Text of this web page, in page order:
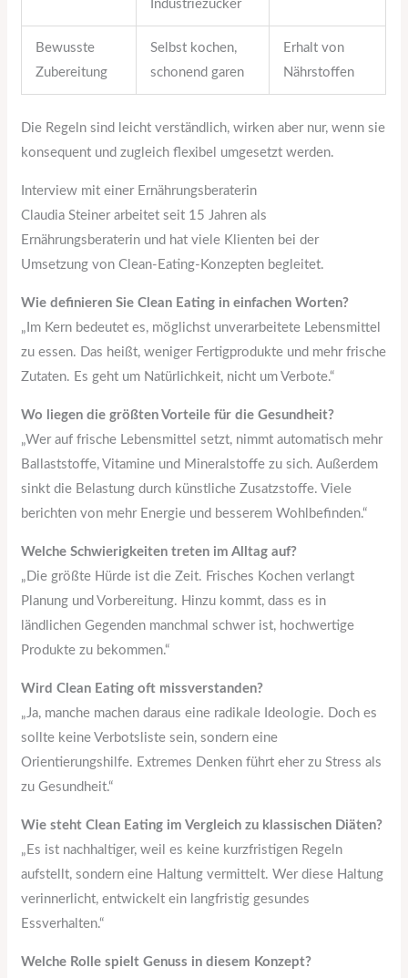
Industriezucker
Bewusste
Zubereitung
Selbst kochen,
schonend garen
Erhalt von
Nährstoffen
Die Regeln sind leicht verständlich, wirken aber nur, wenn sie
konsequent und zugleich flexibel umgesetzt werden.
Interview mit einer Ernährungsberaterin
Claudia Steiner arbeitet seit 15 Jahren als
Ernährungsberaterin und hat viele Klienten bei der
Umsetzung von Clean-Eating-Konzepten begleitet.
Wie definieren Sie Clean Eating in einfachen Worten?
„Im Kern bedeutet es, möglichst unverarbeitete Lebensmittel
zu essen. Das heißt, weniger Fertigprodukte und mehr frische
Zutaten. Es geht um Natürlichkeit, nicht um Verbote.“
Wo liegen die größten Vorteile für die Gesundheit?
„Wer auf frische Lebensmittel setzt, nimmt automatisch mehr
Ballaststoffe, Vitamine und Mineralstoffe zu sich. Außerdem
sinkt die Belastung durch künstliche Zusatzstoffe. Viele
berichten von mehr Energie und besserem Wohlbefinden.“
Welche Schwierigkeiten treten im Alltag auf?
„Die größte Hürde ist die Zeit. Frisches Kochen verlangt
Planung und Vorbereitung. Hinzu kommt, dass es in
ländlichen Gegenden manchmal schwer ist, hochwertige
Produkte zu bekommen.“
Wird Clean Eating oft missverstanden?
„Ja, manche machen daraus eine radikale Ideologie. Doch es
sollte keine Verbotsliste sein, sondern eine
Orientierungshilfe. Extremes Denken führt eher zu Stress als
zu Gesundheit.“
Wie steht Clean Eating im Vergleich zu klassischen Diäten?
„Es ist nachhaltiger, weil es keine kurzfristigen Regeln
aufstellt, sondern eine Haltung vermittelt. Wer diese Haltung
verinnerlicht, entwickelt ein langfristig gesundes
Essverhalten.“
Welche Rolle spielt Genuss in diesem Konzept?